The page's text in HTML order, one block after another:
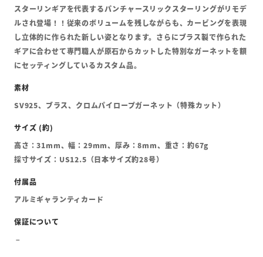
スターリンギアを代表するパンチャースリックスターリングがリモデ
ルされ登場！！従来のボリュームを残しながらも、カービングを表現
し立体的に作られた新しい姿となります。さらにブラス製で作られた
ギアに合わせて専門職人が原石からカットした特別なガーネットを額
にセッティングしているカスタム品。
SV925、ブラス、クロムパイロープガーネット（特殊カット）
高さ：31mm、幅：29mm、厚み：8mm、重さ：約67g
採寸サイズ：US12.5（日本サイズ約28号）
アルミギャランティカード